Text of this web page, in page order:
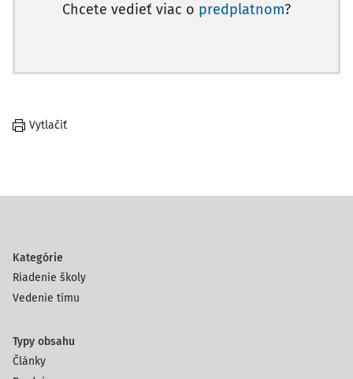
Chcete vedieť viac o predplatnom?
Vytlačiť
Kategórie
Riadenie školy
Vedenie tímu
Typy obsahu
Články